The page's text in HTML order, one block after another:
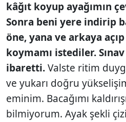
kâğıt koyup ayağımın
Sonra beni yere indirip
öne, yana ve arkaya
koymamı istediler.
ibaretti.Valste ritim
ve yukarı doğru
eminim. Bacağımı
bilmiyorum. Ayak şekli